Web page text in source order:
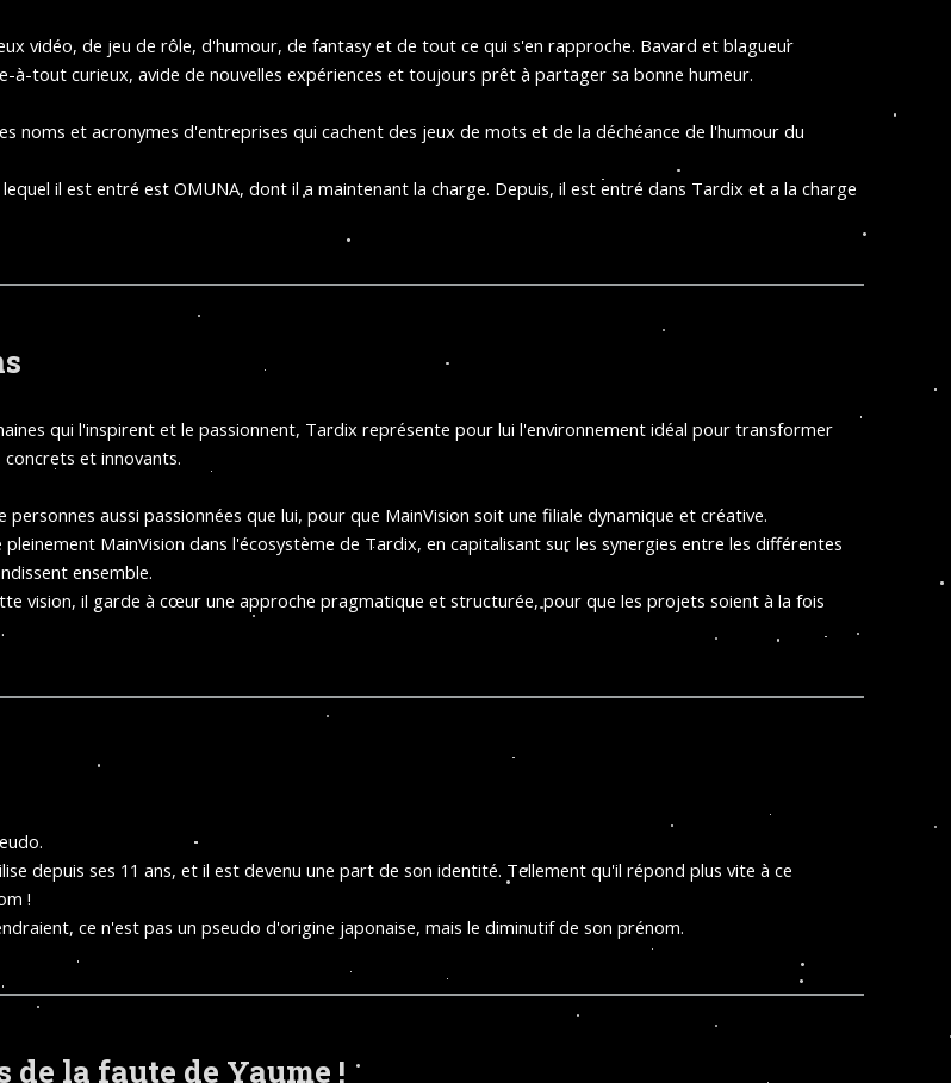
vidéo, de jeu de rôle, d'humour, de fantasy et de tout ce qui s'en rapproche. Bavard et blagueur
à-tout curieux, avide de nouvelles expériences et toujours prêt à partager sa bonne humeur.
noms et acronymes d'entreprises qui cachent des jeux de mots et de la déchéance de l'humour du
il est entré est OMUNA, dont il a maintenant la charge. Depuis, il est entré dans Tardix et a la charge
qui l'inspirent et le passionnent, Tardix représente pour lui l'environnement idéal pour transformer
et innovants.
personnes aussi passionnées que lui, pour que MainVision soit une filiale dynamique et créative.
MainVision dans l'écosystème de Tardix, en capitalisant sur les synergies entre les différentes
ensemble.
vision, il garde à cœur une approche pragmatique et structurée, pour que les projets soient à la fois
depuis ses 11 ans, et il est devenu une part de son identité. Tellement qu'il répond plus vite à ce
!
ce n'est pas un pseudo d'origine japonaise, mais le diminutif de son prénom.
de la faute de Yaume !